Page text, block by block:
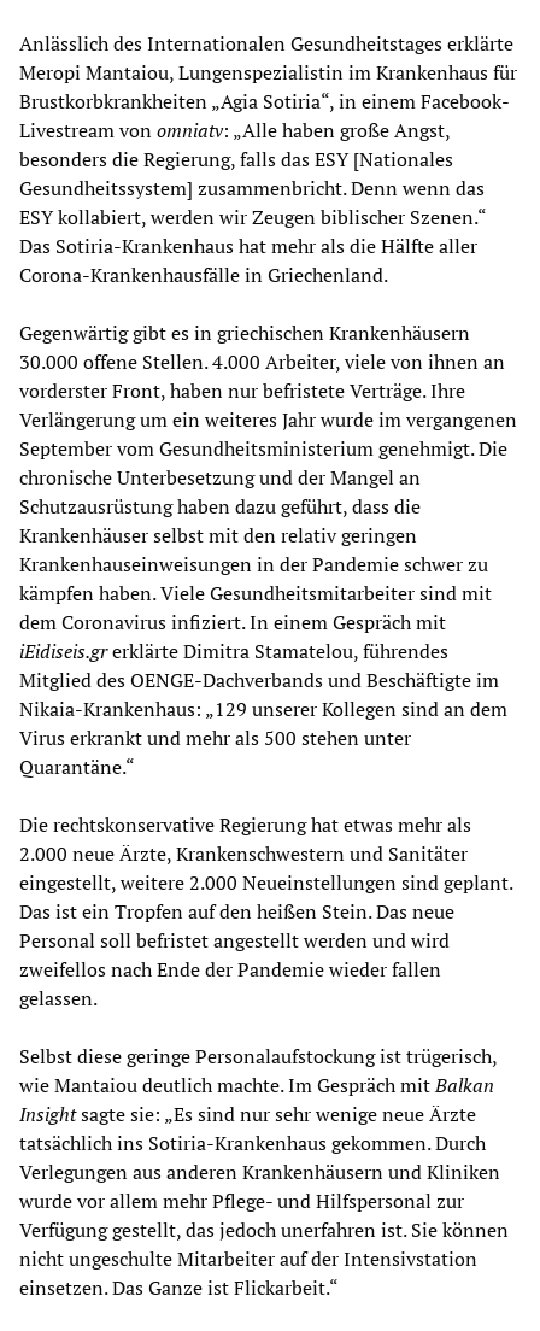
Anlässlich des Internationalen Gesundheitstages erklärte
Meropi Mantaiou, Lungenspezialistin im Krankenhaus für
Brustkorbkrankheiten „Agia Sotiria“, in einem Facebook-
Livestream vonomniatv: „Alle haben große Angst,
besonders die Regierung, falls das ESY [Nationales
Gesundheitssystem] zusammenbricht. Denn wenn das
ESY kollabiert, werden wir Zeugen biblischer Szenen.“
Das Sotiria-Krankenhaus hat mehr als die Hälfte aller
Corona-Krankenhausfälle in Griechenland.
Gegenwärtig gibt es in griechischen Krankenhäusern
30.000 offene Stellen. 4.000 Arbeiter, viele von ihnen an
vorderster Front, haben nur befristete Verträge. Ihre
Verlängerung um ein weiteres Jahr wurde im vergangenen
September vom Gesundheitsministerium genehmigt. Die
chronische Unterbesetzung und der Mangel an
Schutzausrüstung haben dazu geführt, dass die
Krankenhäuser selbst mit den relativ geringen
Krankenhauseinweisungen in der Pandemie schwer zu
kämpfen haben. Viele Gesundheitsmitarbeiter sind mit
dem Coronavirus infiziert. In einem Gespräch mit
iEidiseis.grerklärte Dimitra Stamatelou, führendes
Mitglied des OENGE-Dachverbands und Beschäftigte im
Nikaia-Krankenhaus: „129 unserer Kollegen sind an dem
Virus erkrankt und mehr als 500 stehen unter
Quarantäne.“
Die rechtskonservative Regierung hat etwas mehr als
2.000 neue Ärzte, Krankenschwestern und Sanitäter
eingestellt, weitere 2.000 Neueinstellungen sind geplant.
Das ist ein Tropfen auf den heißen Stein. Das neue
Personal soll befristet angestellt werden und wird
zweifellos nach Ende der Pandemie wieder fallen
gelassen.
Selbst diese geringe Personalaufstockung ist trügerisch,
wie Mantaiou deutlich machte. Im Gespräch mitBalkan
Insightsagte sie: „Es sind nur sehr wenige neue Ärzte
tatsächlich ins Sotiria-Krankenhaus gekommen. Durch
Verlegungen aus anderen Krankenhäusern und Kliniken
wurde vor allem mehr Pflege- und Hilfspersonal zur
Verfügung gestellt, das jedoch unerfahren ist. Sie können
nicht ungeschulte Mitarbeiter auf der Intensivstation
einsetzen. Das Ganze ist Flickarbeit.“